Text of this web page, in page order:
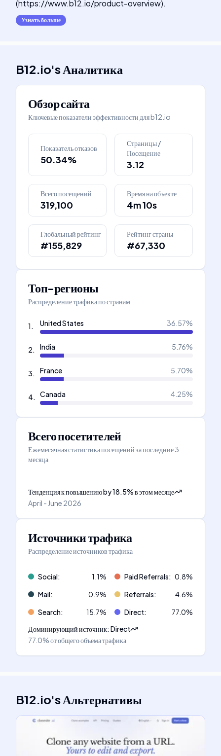
(https://www.b12.io/product-overview).
Узнать больше
B12.io'sАналитика
Обзор сайта
Ключевые показатели эффективности дляb12.io
Показатель отказов
50.34%
Страницы /
Посещение
3.12
Всего посещений
319,100
Время на объекте
4m 10s
Глобальный рейтинг
#155,829
Рейтинг страны
#67,330
Топ-регионы
Распределение трафика по странам
1. United States 36.57%
2. India 5.76%
3. France 5.70%
4. Canada 4.25%
Всего посетителей
Ежемесячная статистика посещений за последние 3
месяца
Тенденция к повышениюby18.5%в этом месяце
April - June 2026
Источники трафика
Распределение источников трафика
Social: 1.1% Paid Referrals: 0.8%
Mail: 0.9% Referrals: 4.6%
Search: 15.7% Direct: 77.0%
Доминирующий источник:Direct
77.0%от общего объема трафика
B12.io'sАльтернативы